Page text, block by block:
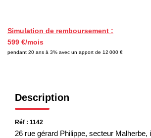
Simulation de remboursement :
599 €/mois
pendant 20 ans à 3% avec un apport de 12 000 €
Description
Réf : 1142
26 rue gérard Philippe, secteur Malherbe,